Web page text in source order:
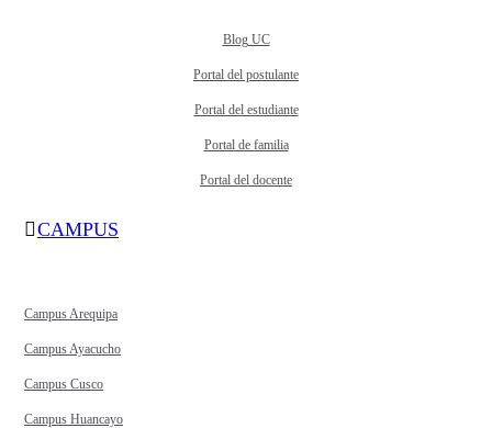
Blog UC
Portal del postulante
Portal del estudiante
Portal de familia
Portal del docente
CAMPUS
Campus Arequipa
Campus Ayacucho
Campus Cusco
Campus Huancayo